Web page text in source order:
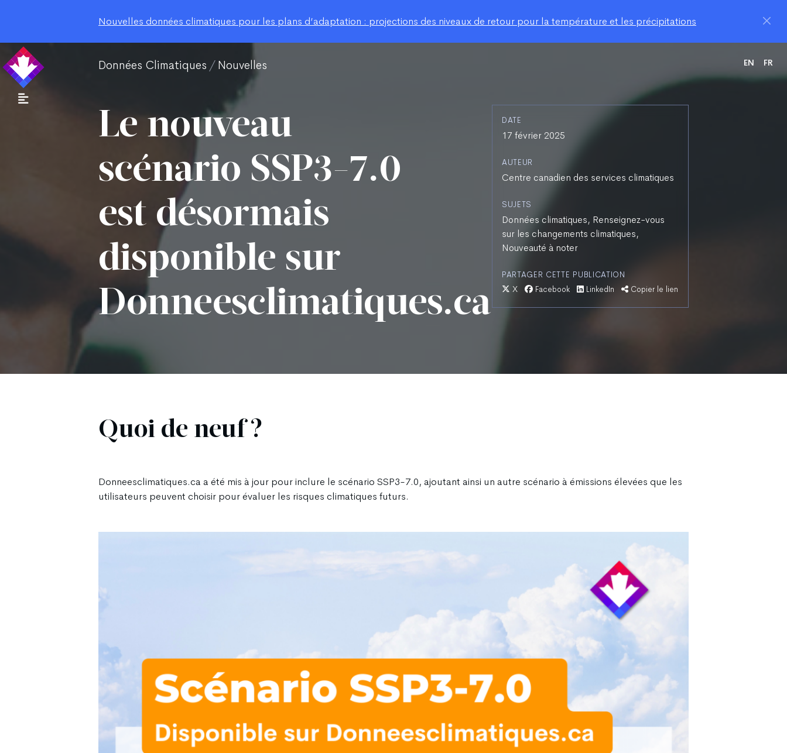
Nouvelles données climatiques pour les plans d’adaptation : projections des niveaux de retour pour la température et les précipitations
Données Climatiques Nouvelles EN FR
Le nouveau
scénario SSP3-7.0
est désormais
disponible sur
Donneesclimatiques.ca
DATE
17 février 2025
AUTEUR
Centre canadien des services climatiques
SUJETS
Données climatiques, Renseignez-vous
sur les changements climatiques,
Nouveauté à noter
PARTAGER CETTE PUBLICATION
X
Facebook LinkedIn Copier le lien
Quoi de neuf ?
Donneesclimatiques.ca a été mis à jour pour inclure le scénario SSP3-7.0, ajoutant ainsi un autre scénario à émissions élevées que les
utilisateurs peuvent choisir pour évaluer les risques climatiques futurs.